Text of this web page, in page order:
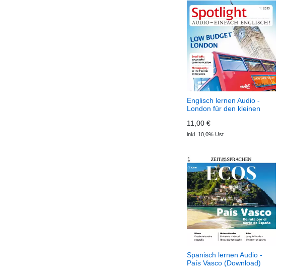
Englisch lernen Audio -
London für den kleinen
Spotlight Audio
11,00 €
inkl. 10,0% Ust
Spanisch lernen Audio -
País Vasco (Download)